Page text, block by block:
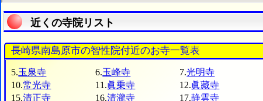
近くの寺院リスト
長崎県南島原市の智性院付近のお寺一覧表
5.玉泉寺 6.玉峰寺 7.光明寺
10.常光寺 11.眞乗寺 12.眞藏寺
15.清正寺 16.清瀧寺 17.静雲寺